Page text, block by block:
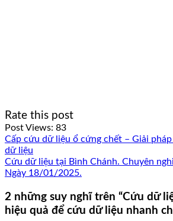
Rate this post
Post Views: 83
Cấp cứu dữ liệu ổ cứng chết – Giải
dữ liệu
Cứu dữ liệu tại Bình Chánh. Chuyên
Ngày 18/01/2025.
2 những suy nghĩ trên “Cứu dữ
hiệu quả để cứu dữ liệu nhanh